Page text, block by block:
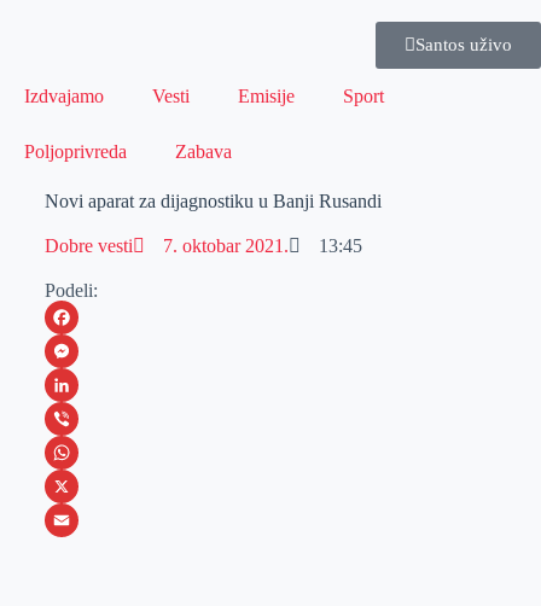
Santos uživo
Izdvajamo Vesti Emisije Sport
Poljoprivreda Zabava
Novi aparat za dijagnostiku u Banji Rusandi
Dobre vesti 7. oktobar 2021. 13:45
Podeli:
F
a
c
e
b
o
M
e
s
s
e
L
i
n
k
V
i
b
W
h
X